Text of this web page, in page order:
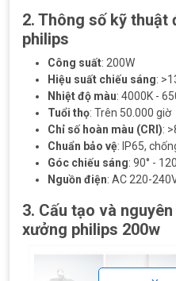
2. Thông số kỹ thuật
philips
Công suất: 200W
Hiệu suất chiếu sáng:
Nhiệt độ màu: 4000K -
Tuổi thọ: Trên 50.000 giờ
Chỉ số hoàn màu (CRI):
Chuẩn bảo vệ: IP65,
Góc chiếu sáng: 90° -
Nguồn điện: AC 220-
3. Cấu tạo và
xưởng philips 200w